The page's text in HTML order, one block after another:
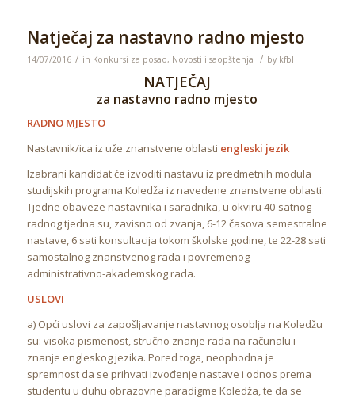
Natječaj za nastavno radno mjesto
14/07/2016 / in Konkursi za posao, Novosti i saopštenja / by kfbl
NATJEČAJ
za nastavno radno mjesto
RADNO MJESTO
Nastavnik/ica iz uže znanstvene oblasti engleski jezik
Izabrani kandidat će izvoditi nastavu iz predmetnih modula
studijskih programa Koledža iz navedene znanstvene oblasti.
Tjedne obaveze nastavnika i saradnika, u okviru 40-satnog
radnog tjedna su, zavisno od zvanja, 6-12 časova semestralne
nastave, 6 sati konsultacija tokom školske godine, te 22-28 sati
samostalnog znanstvenog rada i povremenog
administrativno-akademskog rada.
USLOVI
a) Opći uslovi za zapošljavanje nastavnog osoblja na Koledžu
su: visoka pismenost, stručno znanje rada na računalu i
znanje engleskog jezika. Pored toga, neophodna je
spremnost da se prihvati izvođenje nastave i odnos prema
studentu u duhu obrazovne paradigme Koledža, te da se